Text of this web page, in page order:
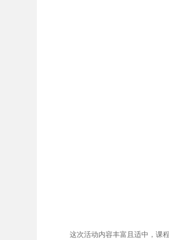
这次活动内容丰富且适中，课